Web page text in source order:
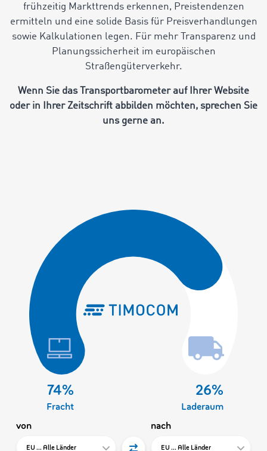
frühzeitig Markttrends erkennen, Preistendenzen
ermitteln und eine solide Basis für Preisverhandlungen
sowie Kalkulationen legen. Für mehr Transparenz und
Planungssicherheit im europäischen
Straßengüterverkehr.
Wenn Sie das Transportbarometer auf Ihrer Website
oder in Ihrer Zeitschrift abbilden möchten, sprechen Sie
uns gerne an.